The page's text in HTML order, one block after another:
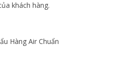
khách hàng.
Hàng Air Chuẩn